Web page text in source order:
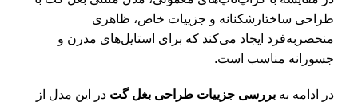
طراحی ساختارشکنانه و جزییات خاص، ظاهری
منحصربه‌فرد ایجاد می‌کند که برای استایل‌های مدرن و
جسورانه مناسب است.
در ادامه به بررسی جزییات طراحی بغل گت در این مدل از